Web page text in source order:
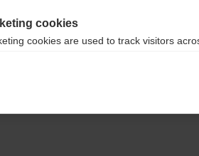
cookies
cookies are used to track visitors